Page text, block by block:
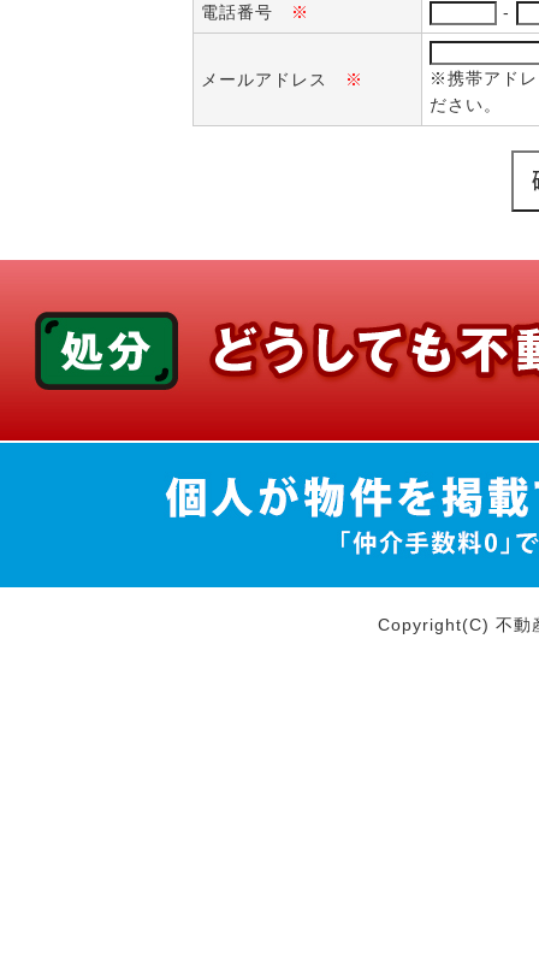
電話番号 ※ -
メールアドレス ※
※携帯アド
ださい。
Copyright(C) 不動